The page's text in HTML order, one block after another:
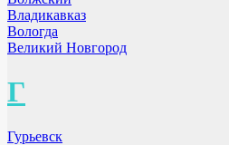
Владикавказ
Вологда
Великий Новгород
Г
Гурьевск